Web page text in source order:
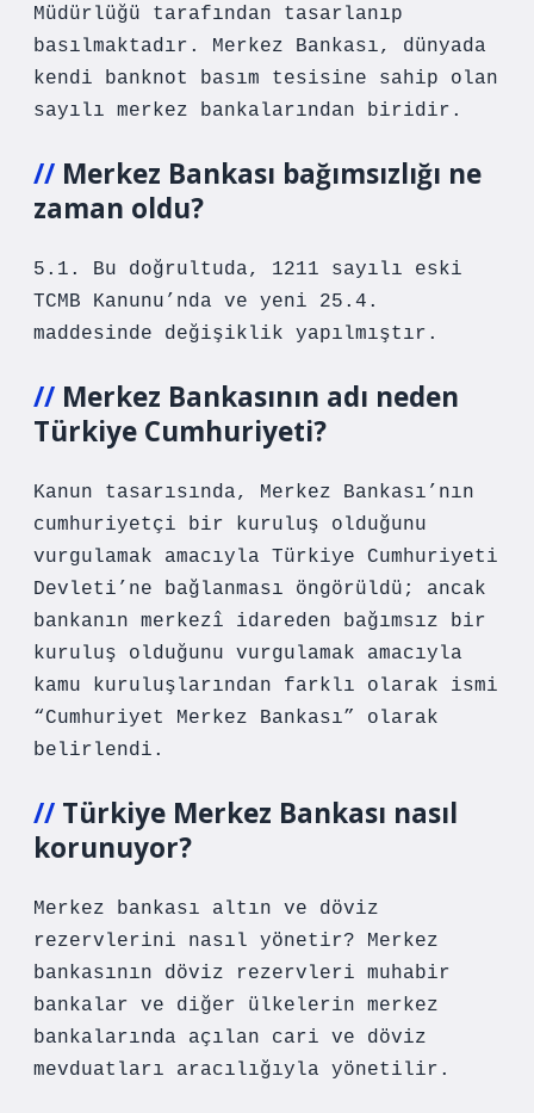
Müdürlüğü tarafından tasarlanıp
basılmaktadır. Merkez Bankası, dünyada
kendi banknot basım tesisine sahip olan
sayılı merkez bankalarından biridir.
Merkez Bankası bağımsızlığı ne
zaman oldu?
5.1. Bu doğrultuda, 1211 sayılı eski
TCMB Kanunu’nda ve yeni 25.4.
maddesinde değişiklik yapılmıştır.
Merkez Bankasının adı neden
Türkiye Cumhuriyeti?
Kanun tasarısında, Merkez Bankası’nın
cumhuriyetçi bir kuruluş olduğunu
vurgulamak amacıyla Türkiye Cumhuriyeti
Devleti’ne bağlanması öngörüldü; ancak
bankanın merkezî idareden bağımsız bir
kuruluş olduğunu vurgulamak amacıyla
kamu kuruluşlarından farklı olarak ismi
“Cumhuriyet Merkez Bankası” olarak
belirlendi.
Türkiye Merkez Bankası nasıl
korunuyor?
Merkez bankası altın ve döviz
rezervlerini nasıl yönetir? Merkez
bankasının döviz rezervleri muhabir
bankalar ve diğer ülkelerin merkez
bankalarında açılan cari ve döviz
mevduatları aracılığıyla yönetilir.